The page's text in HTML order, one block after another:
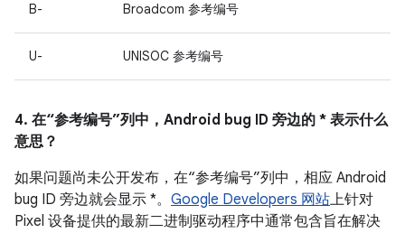
B- Broadcom 参考编号
U- UNISOC 参考编号
4. 在“参考编号”列中，Android bug ID 旁边的 * 表示什么
意思？
如果问题尚未公开发布，在“参考编号”列中，相应 Android
bug ID 旁边就会显示 *。 Google Developers 网站上针对
Pixel 设备提供的最新二进制驱动程序中通常包含旨在解决